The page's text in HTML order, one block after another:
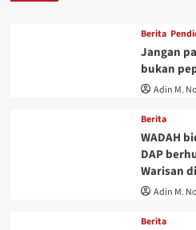
Berita
Jangan
bukan
Adin M.
Berita
WADAH
DAP
Warisan
Adin M.
Berita